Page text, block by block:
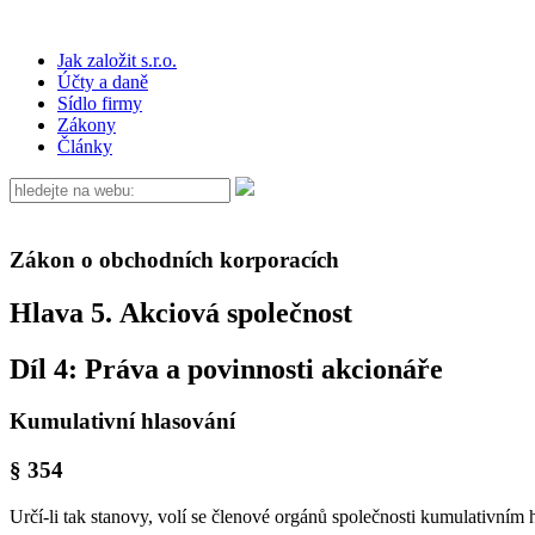
Jak založit s.r.o.
Účty a daně
Sídlo firmy
Zákony
Články
Zákon o obchodních korporacích
Hlava 5. Akciová společnost
Díl 4: Práva a povinnosti akcionáře
Kumulativní hlasování
§ 354
Určí-li tak stanovy, volí se členové orgánů společnosti kumulativním